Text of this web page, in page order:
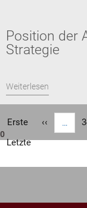
Position der
Strategie
Weiterlesen
Erste
Erste
Vorherige
Seite
‹‹ …
Letzte
Letzte